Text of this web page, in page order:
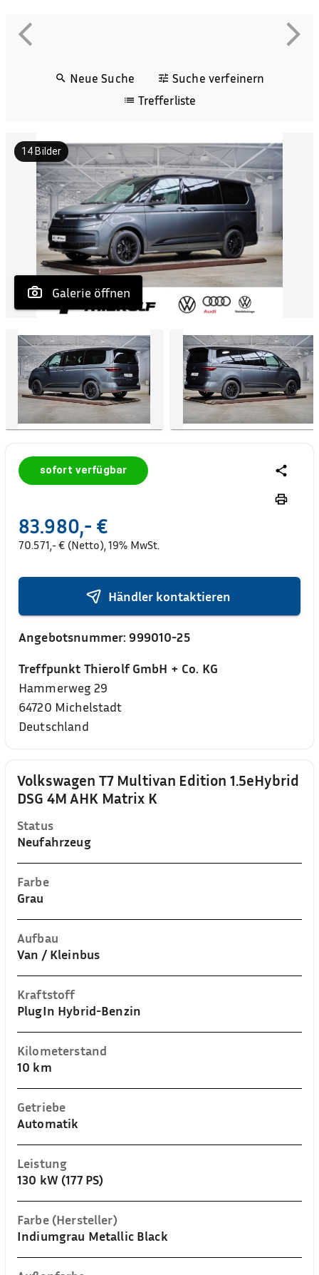
Neue Suche
Suche verfeinern
Trefferliste
Galerie öffnen
14 Bilder
Volkswagen T7 Multivan Edition 1.5eHybrid
DSG 4M AHK Matrix K
Status
Neufahrzeug
Farbe
Grau
Aufbau
Van / Kleinbus
Kraftstoff
PlugIn Hybrid-Benzin
Kilometerstand
10 km
Getriebe
Automatik
Leistung
130 kW (177 PS)
Farbe (Hersteller)
Indiumgrau Metallic Black
sofort verfügbar
83.980,- €
70.571,- € (Netto), 19% MwSt.
Händler kontaktieren
Angebotsnummer:999010-25
Treffpunkt Thierolf GmbH + Co. KG
Hammerweg 29
64720 Michelstadt
Deutschland